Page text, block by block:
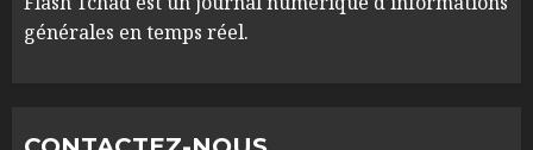
générales en temps réel.